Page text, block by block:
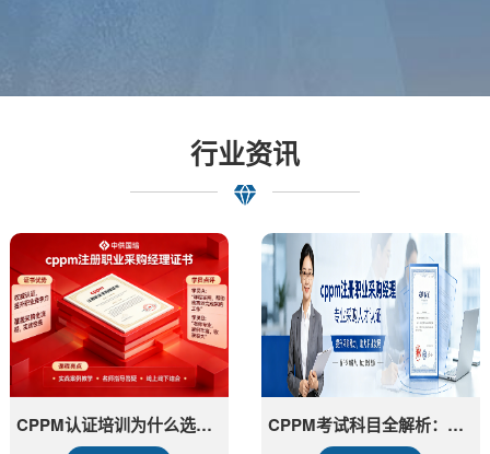
行业资讯
CPPM认证培训为什么选择中供国培？报考指南与价值解读 CPPM考试科目全解析：中供国培助你高效备考采购经理认证